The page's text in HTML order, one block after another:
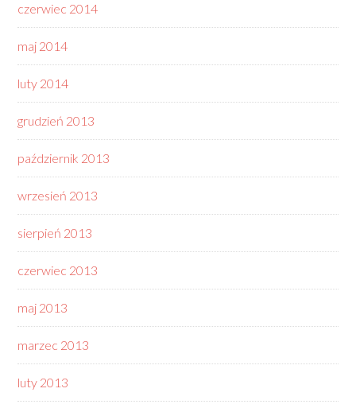
czerwiec 2014
maj 2014
luty 2014
grudzień 2013
październik 2013
wrzesień 2013
sierpień 2013
czerwiec 2013
maj 2013
marzec 2013
luty 2013